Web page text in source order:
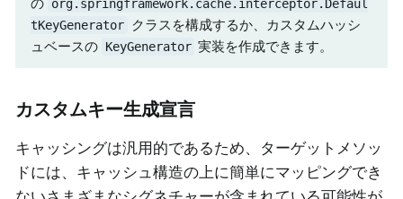
org.springframework.cache.interceptor.Defaul
tKeyGenerator
クラスを構成するか、カスタムハッシ
ュベースの KeyGenerator 実装を作成できます。
カスタムキー生成宣言
キャッシングは汎用的であるため、ターゲットメソッ
ドには、キャッシュ構造の上に簡単にマッピングでき